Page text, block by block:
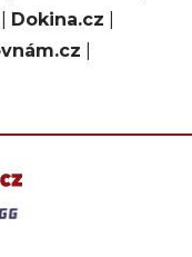
Dokina.cz